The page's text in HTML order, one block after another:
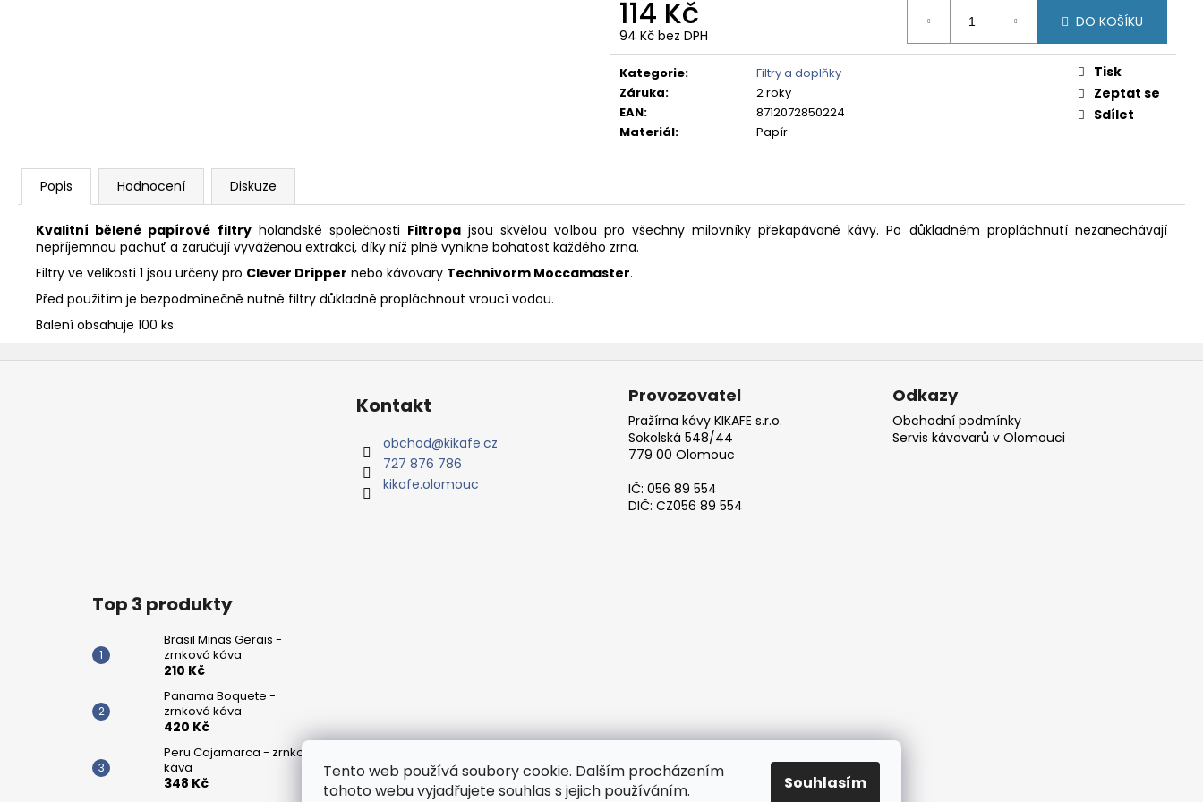
Tento web používá soubory cookie. Dalším procházením
tohoto webu vyjadřujete souhlas s jejich používáním.
Souhlasím
114 Kč
94 Kč bez DPH
Měrná
cena:
DO KOŠÍKU
Kategorie:
Filtry a doplňky
Záruka:
2 roky
EAN:
8712072850224
Materiál: Papír
Tisk
Zeptat se
Sdílet
Popis Hodnocení Diskuze
Kvalitní bělené papírové filtryholandské společnosti Filtropa jsou skvělou volbou pro všechny milovníky překapávané kávy. Po důkladném propláchnutí nezanechávají
nepříjemnou pachuť a zaručují vyváženou extrakci, díky níž plně vynikne bohatost každého zrna.
Filtry ve velikosti 1 jsou určeny pro Clever Dripper nebo kávovary Technivorm Moccamaster.
Před použitím je bezpodmínečně nutné filtry důkladně propláchnout vroucí vodou.
Balení obsahuje 100 ks.
348 Kč
Z
Kontakt
obchod@kikafe.cz
727 876 786
kikafe.olomouc
Provozovatel
Pražírna kávy KIKAFE s.r.o.
Sokolská 548/44
779 00 Olomouc
IČ: 056 89 554
DIČ: CZ056 89 554
Odkazy
Obchodní podmínky
Servis kávovarů v Olomouci
Top 3 produkty
Brasil Minas Gerais -
zrnková káva
210 Kč
Panama Boquete -
zrnková káva
420 Kč
Peru Cajamarca - zrnková
káva
348 Kč